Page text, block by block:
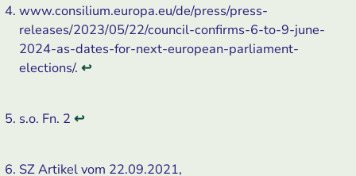
www.consilium.europa.eu/de/press/press-
releases/2023/05/22/council-confirms-6-to-9-june-
2024-as-dates-for-next-european-parliament-
elections/. ↩
s.o. Fn. 2 ↩
SZ Artikel vom 22.09.2021,